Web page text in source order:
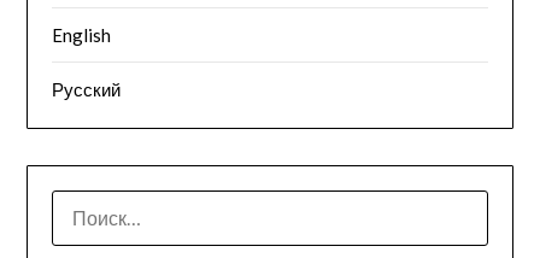
English
Русский